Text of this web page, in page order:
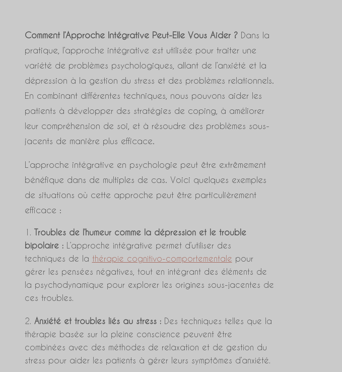
Comment l’Approche Intégrative Peut-Elle Vous Aider ?Dans la
pratique, l’approche intégrative est utilisée pour traiter une
variété de problèmes psychologiques, allant de l’anxiété et la
dépression à la gestion du stress et des problèmes relationnels.
En combinant différentes techniques, nous pouvons aider les
patients à développer des stratégies de coping, à améliorer
leur compréhension de soi, et à résoudre des problèmes sous-
jacents de manière plus efficace.
L’approche intégrative en psychologie peut être extrêmement
bénéfique dans de multiples de cas. Voici quelques exemples
de situations où cette approche peut être particulièrement
efficace :
Troubles de l’humeur comme la dépression et le trouble
bipolaire :L’approche intégrative permet d’utiliser des
techniques de la thérapie cognitivo-comportementale pour
gérer les pensées négatives, tout en intégrant des éléments de
la psychodynamique pour explorer les origines sous-jacentes de
ces troubles.
Anxiété et troubles liés au stress :Des techniques telles que la
thérapie basée sur la pleine conscience peuvent être
combinées avec des méthodes de relaxation et de gestion du
stress pour aider les patients à gérer leurs symptômes d’anxiété.